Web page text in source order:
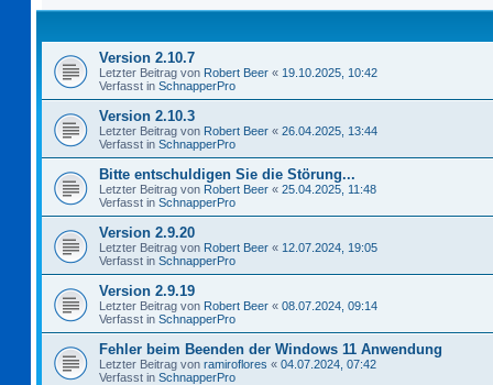
Version 2.10.7
Letzter Beitrag von Robert Beer « 19.10.2025, 10:42
Verfasst in SchnapperPro
Version 2.10.3
Letzter Beitrag von Robert Beer « 26.04.2025, 13:44
Verfasst in SchnapperPro
Bitte entschuldigen Sie die Störung...
Letzter Beitrag von Robert Beer « 25.04.2025, 11:48
Verfasst in SchnapperPro
Version 2.9.20
Letzter Beitrag von Robert Beer « 12.07.2024, 19:05
Verfasst in SchnapperPro
Version 2.9.19
Letzter Beitrag von Robert Beer « 08.07.2024, 09:14
Verfasst in SchnapperPro
Fehler beim Beenden der Windows 11 Anwendung
Letzter Beitrag von ramiroflores « 04.07.2024, 07:42
Verfasst in SchnapperPro